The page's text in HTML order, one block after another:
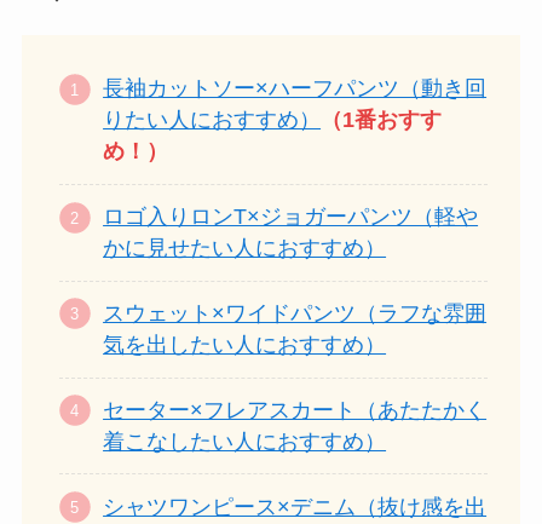
長袖カットソー×ハーフパンツ（動き回
りたい人におすすめ）
（1番おすす
め！）
ロゴ入りロンT×ジョガーパンツ（軽や
かに見せたい人におすすめ）
スウェット×ワイドパンツ（ラフな雰囲
気を出したい人におすすめ）
セーター×フレアスカート（あたたかく
着こなしたい人におすすめ）
シャツワンピース×デニム（抜け感を出